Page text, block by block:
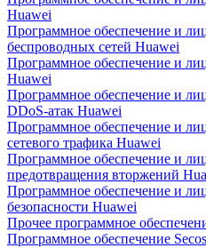
Huawei
Программное обеспечение и
беспроводных сетей Huawei
Программное обеспечение и
Huawei
Программное обеспечение и
DDoS-атак Huawei
Программное обеспечение и
сетевого трафика Huawei
Программное обеспечение и
предотвращения вторжений
Программное обеспечение и
безопасности Huawei
Прочее программное
Программное обеспечение